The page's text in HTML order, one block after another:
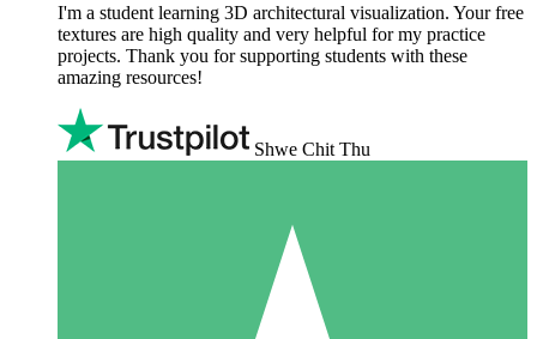
I'm a student learning 3D architectural visualization. Your free
textures are high quality and very helpful for my practice
projects. Thank you for supporting students with these
amazing resources!
Shwe Chit Thu